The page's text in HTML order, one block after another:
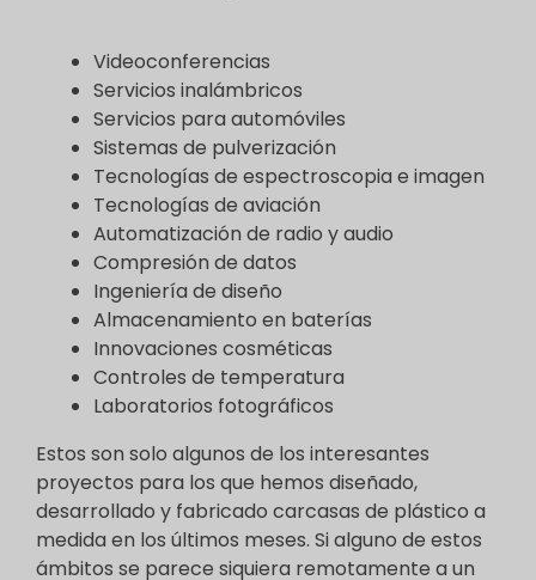
Videoconferencias
Servicios inalámbricos
Servicios para automóviles
Sistemas de pulverización
Tecnologías de espectroscopia e imagen
Tecnologías de aviación
Automatización de radio y audio
Compresión de datos
Ingeniería de diseño
Almacenamiento en baterías
Innovaciones cosméticas
Controles de temperatura
Laboratorios fotográficos
Estos son solo algunos de los interesantes
proyectos para los que hemos diseñado,
desarrollado y fabricado carcasas de plástico a
medida en los últimos meses. Si alguno de estos
ámbitos se parece siquiera remotamente a un